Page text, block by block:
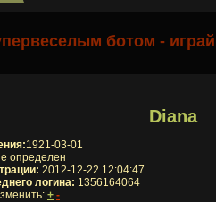
ботом -
Diana
1921-03-01
определен
2012-12-22 12:04:47
логина: 1356164064
+ -